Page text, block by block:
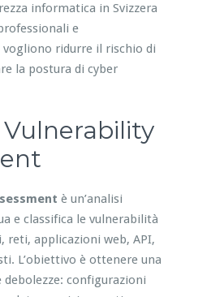
informatica in Svizzera
e
ridurre il rischio di
la postura di cyber
Vulnerability
è un’analisi
e classifica le vulnerabilità
reti, applicazioni web, API,
L’obiettivo è ottenere una
debolezze: configurazioni